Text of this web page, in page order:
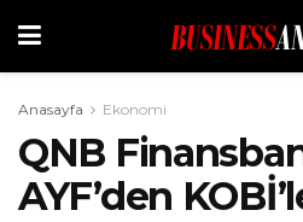
Anasayfa Ekonomi
QNB
AYF’den